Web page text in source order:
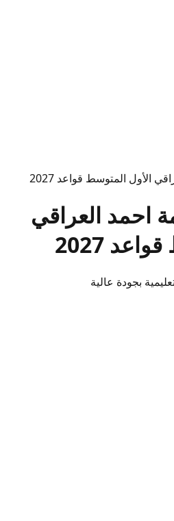
الأول المتوسط قواعد 2027
احمد العراقي
2027
بجودة عالية